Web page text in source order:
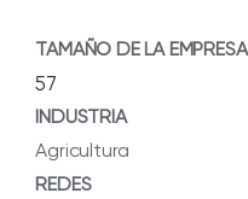
TAMAÑO DE LA EMPRESA
57
INDUSTRIA
Agricultura
REDES